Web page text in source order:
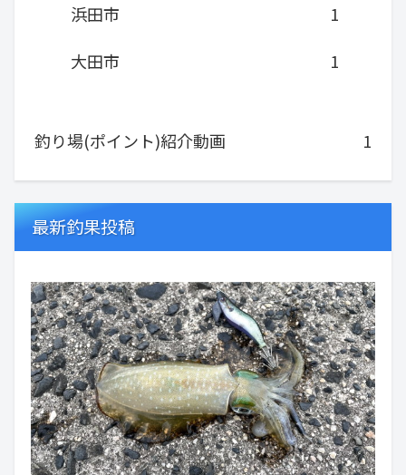
浜田市
1
大田市
1
釣り場(ポイント)紹介動画 1
最新釣果投稿